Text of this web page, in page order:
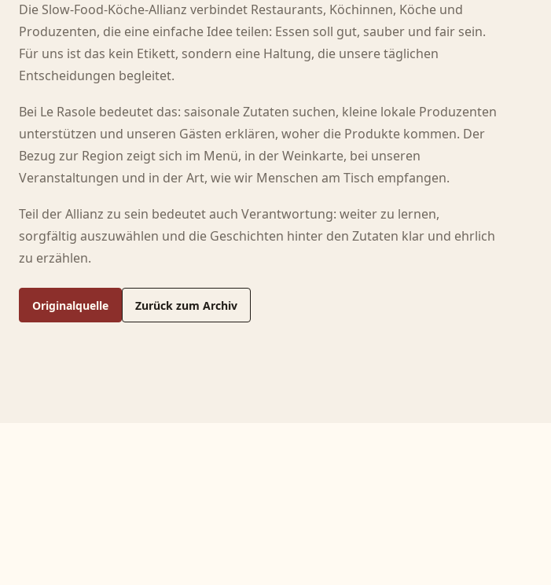
Die Slow-Food-Köche-Allianz verbindet Restaurants, Köchinnen, Köche und
Produzenten, die eine einfache Idee teilen: Essen soll gut, sauber und fair sein.
Für uns ist das kein Etikett, sondern eine Haltung, die unsere täglichen
Entscheidungen begleitet.
Bei Le Rasole bedeutet das: saisonale Zutaten suchen, kleine lokale Produzenten
unterstützen und unseren Gästen erklären, woher die Produkte kommen. Der
Bezug zur Region zeigt sich im Menü, in der Weinkarte, bei unseren
Veranstaltungen und in der Art, wie wir Menschen am Tisch empfangen.
Teil der Allianz zu sein bedeutet auch Verantwortung: weiter zu lernen,
sorgfältig auszuwählen und die Geschichten hinter den Zutaten klar und ehrlich
zu erzählen.
Originalquelle Zurück zum Archiv